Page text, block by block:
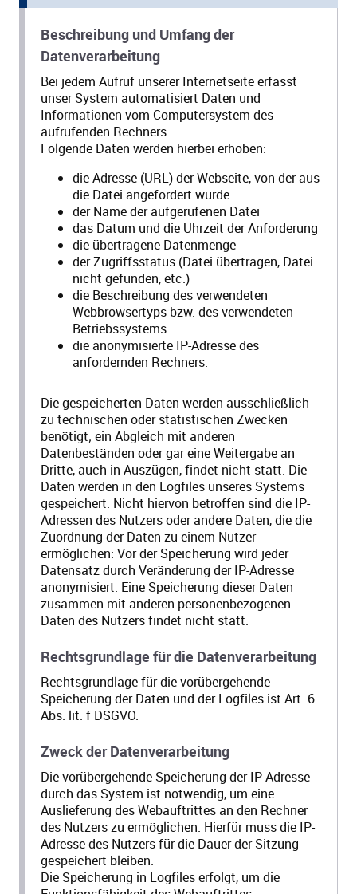
Beschreibung und Umfang der
Datenverarbeitung
Bei jedem Aufruf unserer Internetseite erfasst
unser System automatisiert Daten und
Informationen vom Computersystem des
aufrufenden Rechners.
Folgende Daten werden hierbei erhoben:
die Adresse (URL) der Webseite, von der aus
die Datei angefordert wurde
der Name der aufgerufenen Datei
das Datum und die Uhrzeit der Anforderung
die übertragene Datenmenge
der Zugriffsstatus (Datei übertragen, Datei
nicht gefunden, etc.)
die Beschreibung des verwendeten
Webbrowsertyps bzw. des verwendeten
Betriebssystems
die anonymisierte IP-Adresse des
anfordernden Rechners.
Die gespeicherten Daten werden ausschließlich
zu technischen oder statistischen Zwecken
benötigt; ein Abgleich mit anderen
Datenbeständen oder gar eine Weitergabe an
Dritte, auch in Auszügen, findet nicht statt. Die
Daten werden in den Logfiles unseres Systems
gespeichert. Nicht hiervon betroffen sind die IP-
Adressen des Nutzers oder andere Daten, die die
Zuordnung der Daten zu einem Nutzer
ermöglichen: Vor der Speicherung wird jeder
Datensatz durch Veränderung der IP-Adresse
anonymisiert. Eine Speicherung dieser Daten
zusammen mit anderen personenbezogenen
Daten des Nutzers findet nicht statt.
Rechtsgrundlage für die Datenverarbeitung
Rechtsgrundlage für die vorübergehende
Speicherung der Daten und der Logfiles ist Art. 6
Abs. lit. f DSGVO.
Zweck der Datenverarbeitung
Die vorübergehende Speicherung der IP-Adresse
durch das System ist notwendig, um eine
Auslieferung des Webauftrittes an den Rechner
des Nutzers zu ermöglichen. Hierfür muss die IP-
Adresse des Nutzers für die Dauer der Sitzung
gespeichert bleiben.
Die Speicherung in Logfiles erfolgt, um die